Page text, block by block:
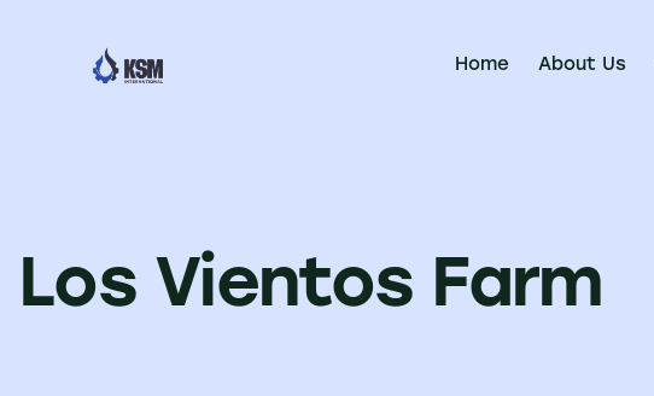
Home About Us
Los Vientos Farm